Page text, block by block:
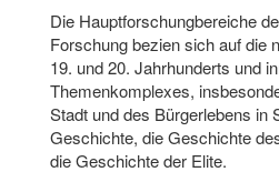
Die Hauptforschungbereiche
Forschung bezien sich auf die
19. und 20. Jahrhunderts und
Themenkomplexes,
Stadt und des Bürgerlebens in
Geschichte, die Geschichte
die Geschichte der Elite.